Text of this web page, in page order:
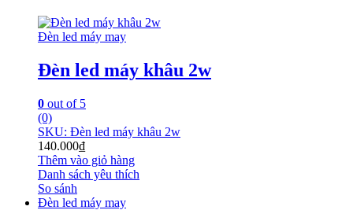
Đèn led máy may
Đèn led máy khâu 2w
0 out of 5
(0)
SKU: Đèn led máy khâu 2w
140.000₫
Thêm vào giỏ hàng
Danh sách yêu thích
So sánh
Đèn led máy may